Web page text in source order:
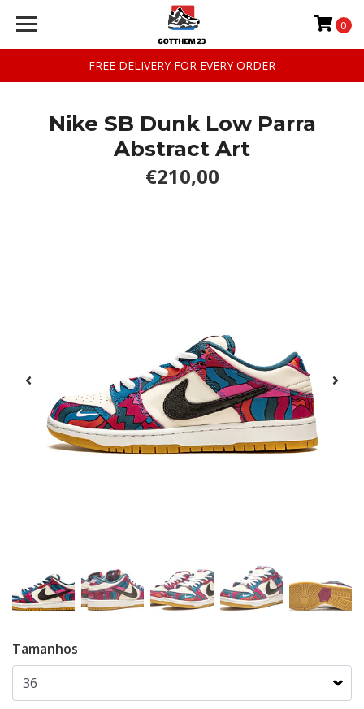
FREE DELIVERY FOR EVERY ORDER
0
Nike SB Dunk Low Parra
Abstract Art
€210,00
Tamanhos